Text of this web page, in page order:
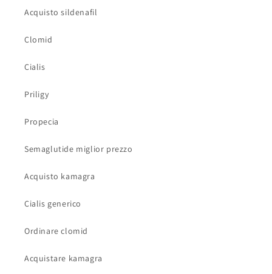
Acquisto sildenafil
Clomid
Cialis
Priligy
Propecia
Semaglutide miglior prezzo
Acquisto kamagra
Cialis generico
Ordinare clomid
Acquistare kamagra